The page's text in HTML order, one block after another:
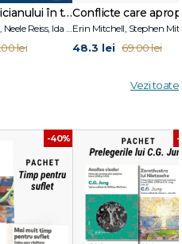
Ghidul clinicianului în terapia schemelor
lei
Conflicte care
Erin Mitchell, Stephen
48.3 lei 69.00 lei
Vezi toate
-40% -